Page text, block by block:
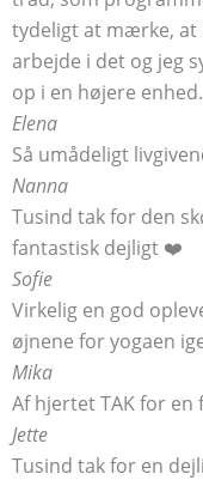
tydeligt at mærke, at
arbejde i det og jeg
op i en højere enhed.
Elena
Så umådeligt
Nanna
Tusind tak for den
fantastisk dejligt ❤️
Sofie
Virkelig en god
øjnene for yogaen
Mika
Af hjertet TAK for en
Jette
Tusind tak for en